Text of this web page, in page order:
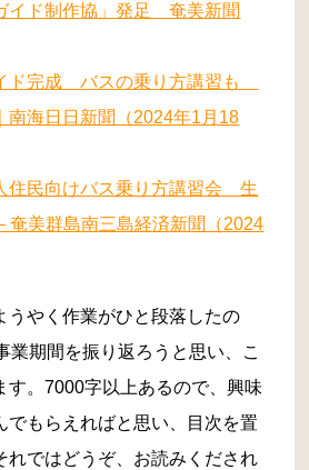
イド制作協」発足 奄美新聞
ド完成 バスの乗り方講習も
南海日日新聞（2024年1月18
住民向けバス乗り方講習会 生
奄美群島南三島経済新聞（2024
うやく作業がひと段落したの
業期間を振り返ろうと思い、こ
す。7000字以上あるので、興味
でもらえればと思い、目次を置
れではどうぞ、お読みくだされ